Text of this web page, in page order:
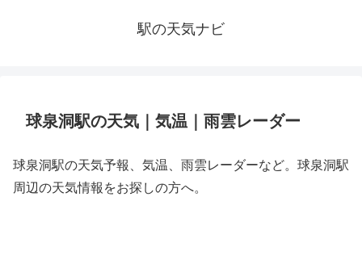
駅の天気ナビ
球泉洞駅の天気｜気温｜雨雲レーダー
球泉洞駅の天気予報、気温、雨雲レーダーなど。球泉洞駅
周辺の天気情報をお探しの方へ。